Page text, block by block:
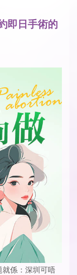
即日手術的
係：深圳可唔